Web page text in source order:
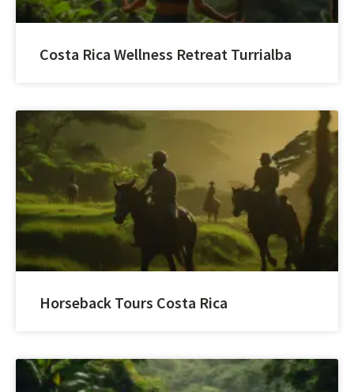
Costa Rica Wellness Retreat Turrialba
Horseback Tours Costa Rica